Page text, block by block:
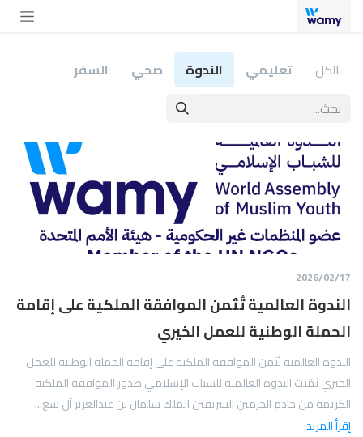
تخطي للذهاب إلى المحتوى
الكل تعليمي الندوة صحي السفر
الندوة العالمية تُثمن الموافقة الملكية على إقامة
الحملة الوطنية للعمل الخيري
الندوة العالمية تُثمن الموافقة الملكية على إقامة الحملة الوطنية للعمل
الخيري ثمّنت الندوة العالمية للشباب الإسلامي صدور الموافقة الملكية
الكريمة من خادم الحرمين الشريفين الملك سلمان بن عبدالعزيز آل سع...
17‏/02‏/2026
إقرأ المزيد